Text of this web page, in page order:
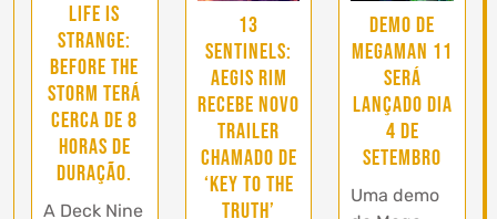
Life is
Strange:
Before the
Storm terá
cerca de 8
horas de
duração.
A Deck Nine
13
Sentinels:
Aegis Rim
recebe novo
trailer
chamado de
‘Key to the
Truth’
Demo de
Megaman 11
será
lançado dia
4 de
Setembro
Uma demo